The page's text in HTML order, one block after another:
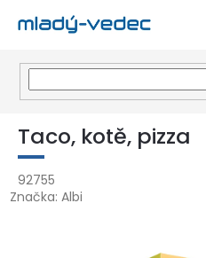
Prejsť
obsah
EUR
Taco, kotě, pizza
92755
Značka: Albi